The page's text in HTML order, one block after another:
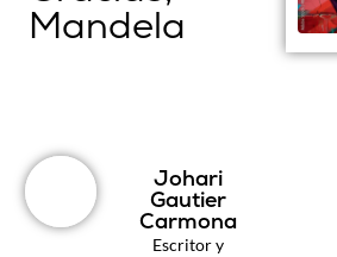
Mandela
Johari
Gautier
Carmona
Escritor y